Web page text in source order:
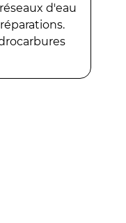
d'eau